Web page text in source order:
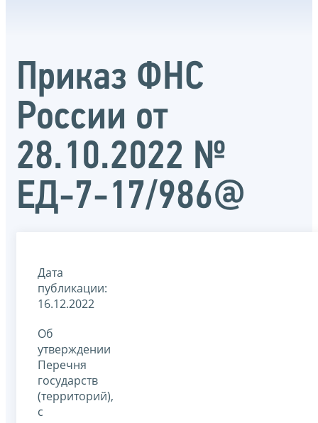
Приказ ФНС
России от
28.10.2022 №
ЕД-7-17/986@
Дата
публикации:
16.12.2022
Об
утверждении
Перечня
государств
(территорий),
с